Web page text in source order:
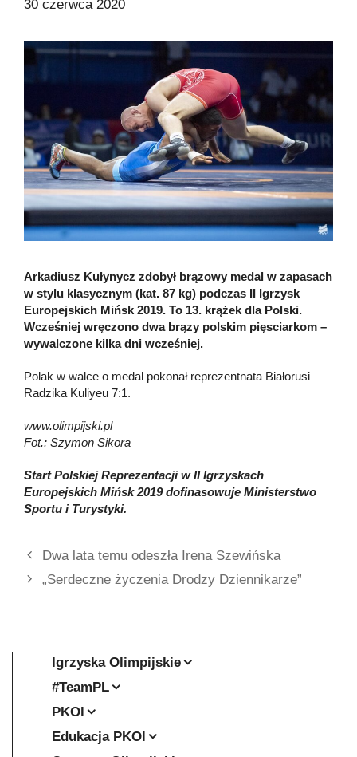
30 czerwca 2020
Arkadiusz Kułynycz zdobył brązowy medal w zapasach
w stylu klasycznym (kat. 87 kg) podczas II Igrzysk
Europejskich Mińsk 2019. To 13. krążek dla Polski.
Wcześniej wręczono dwa brązy polskim pięsciarkom –
wywalczone kilka dni wcześniej.
Polak w walce o medal pokonał reprezentnata Białorusi –
Radzika Kuliyeu 7:1.
www.olimpijski.pl
Fot.: Szymon Sikora
Start Polskiej Reprezentacji w II Igrzyskach
Europejskich Mińsk 2019 dofinasowuje Ministerstwo
Sportu i Turystyki.
Dwa lata temu odeszła Irena Szewińska
„Serdeczne życzenia Drodzy Dziennikarze”
Igrzyska Olimpijskie
#TeamPL
PKOl
Edukacja PKOl